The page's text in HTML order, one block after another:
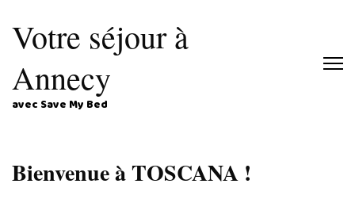
Votre séjour à
Annecy
avec Save My Bed
Bienvenue à TOSCANA !